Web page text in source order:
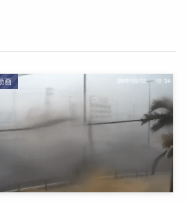
画